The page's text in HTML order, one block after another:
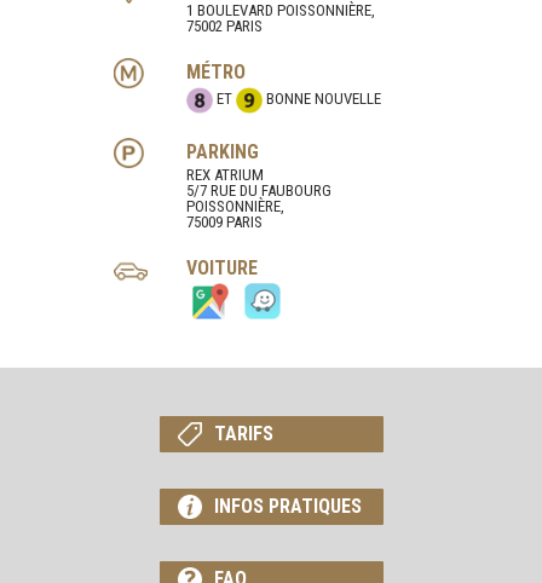
1 BOULEVARD POISSONNIÈRE,
75002 PARIS
MÉTRO
ET BONNE NOUVELLE
PARKING
REX ATRIUM
5/7 RUE DU FAUBOURG
POISSONNIÈRE,
75009 PARIS
VOITURE
TARIFS
INFOS PRATIQUES